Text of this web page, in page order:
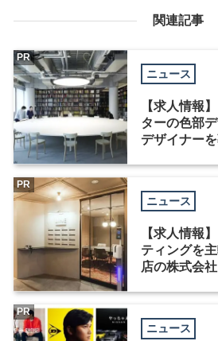
関連記事
ニュース
【求人情報
ターの色部
デザイナー
PR
ニュース
【求人情報
ティングを
店の株式会
PR
ニュース
PR